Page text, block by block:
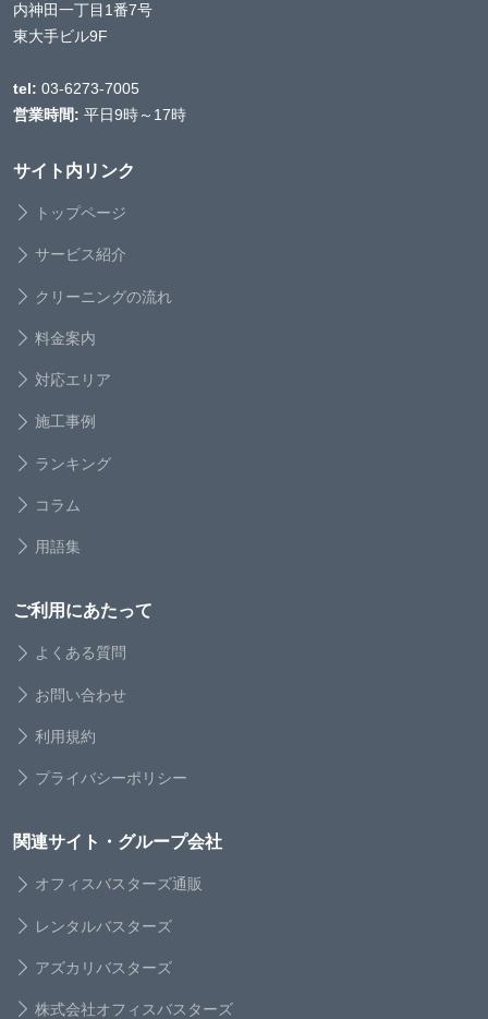
内神田一丁目1番7号
東大手ビル9F
tel: 03-6273-7005
営業時間: 平日9時～17時
サイト内リンク
トップページ
サービス紹介
クリーニングの流れ
料金案内
対応エリア
施工事例
ランキング
コラム
用語集
ご利用にあたって
よくある質問
お問い合わせ
利用規約
プライバシーポリシー
関連サイト・グループ会社
オフィスバスターズ通販
レンタルバスターズ
アズカリバスターズ
株式会社オフィスバスターズ